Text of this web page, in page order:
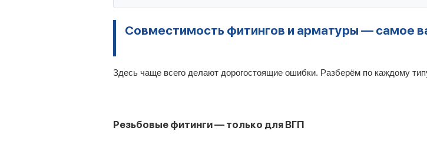
Совместимость фитингов и арматуры — самое
Здесь чаще всего делают дорогостоящие ошибки. Разберём по каждому
Резьбовые фитинги — только для ВГП